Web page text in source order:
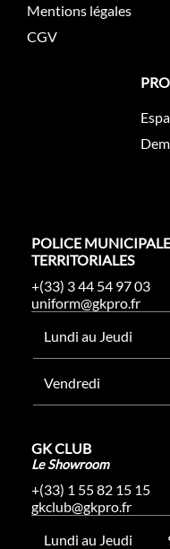
Mentions légales
CGV
POLICE
TERRITORIALES
+(33) 3 44 54 97 03
uniform@gkpro.fr
Lundi au Jeudi
Vendredi
GK CLUB
Le Showroom
+(33) 1 55 82 15 15
gkclub@gkpro.fr
Lundi au Jeudi